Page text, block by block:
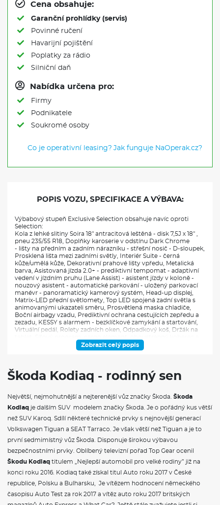
Cena obsahuje:
Garanční prohlídky (servis)
Povinné ručení
Havarijní pojištění
Poplatky za rádio
Silniční daň
Nabídka určena pro:
Firmy
Podnikatele
Soukromé osoby
Co je operativní leasing? Jak funguje NaOperak.cz?
POPIS VOZU, SPECIFIKACE A VÝBAVA:
Výbabový stupeň Exclusive Selection obsahuje navíc oproti
Selection:
Kola z lehké slitiny Soira 18" antracitová leštěná - disk 7,5J x 18" ,
pneu 235/55 R18, Doplňky karoserie v odstínu Dark Chrome
- lišty na předním a zadním nárazníku - střešní nosič - D-sloupek,
Prosklená lišta mezi zadními světly, Interiér Suite - černá
kůže/umělá kůže, Dekorativní prahové lišty vpředu, Metalická
barva, Asistovaná jízda 2.0+ - prediktivní tempomat - adaptivní
vedení v jízdním pruhu (Lane Assist) - asistent jízdy v koloně -
nouzový asistent - automatické parkování - uložený parkovací
manévr - panoramatický kamerový systém, Head-up displej,
Matrix-LED přední světlomety, Top LED spojená zadní světla s
animovanými ukazateli směru, Prosvětlená maska chladiče,
Boční airbagy vzadu, Prediktivní ochrana cestujících zepředu a
zezadu, KESSY s alarmem - bezklíčkové zamykání a startování,
Virtuální pedál, Rolety zadních oken, Odpadkový koš, Držák na
háčky na tašky v zav. Prostoru, Rezervní kolo (dojezdové),
Adaptivní podvozek DCC+ s progresivním řízením, Top
13" - Web rádio, čistič displeje, Audiosystém CANTON - 14
reproduktorů, subwoofer
Výbabový stupeň Selection obsahuje:
Kola z lehké slitiny Paget 17"- disk 7J x 17", pneu 215/65 R17,
Rámeček masky chladiče Dark Chrome, Střešní nosič – černý,
Interiér Loft - černá látka, Ambientní osvětlení, Textilní koberce
vpředu a vzadu, LED přední světlomety, Asistent dálkových
světel, LED zadní světla s mlhovým světlem a černou lištou,
Rozpoznávání dopravních značek s hlídáním rychlosti (ISA),
Front Assist - s upozorněním a zabržděním při hrozící kolizi s
vozidly, chodci a cyklisty, asistence při průjezdu křižovatkou,
Hlídání mrtvého úhlu (Side Assist), Asistent udržování jízdního
pruhu (Lane Assist), Antikolizní asistent, Tempomat s
omezovačem rychlosti, Asistent rozjezdu do kopce, Parkovací
senzory vpředu a vzadu, Parkovací kamera vzadu, Rozpoznání
únavy a pozornosti řidiče, 7x airbag - 2x čelní, 2x boční vpředu, 2x
Zobrazit celý popis
Škoda Kodiaq - rodinný sen
Největší, nejmohutnější a nejterenější vůz značky Škoda. Škoda
Kodiaq je dalším SUV modelem značky Škoda. Je o pořádný kus větší
než SUV Karoq. Sdílí některé technické prvky s nejnovější generací
Volkswagen Tiguan a SEAT Tarraco. Je však větší než Tiguan a je to
první sedmimístný vůz Škoda. Disponuje širokou výbavou
bezpečnostními prvky. Oblíbený televizní pořad Top Gear ocenil
Škodu Kodiaq titulem „Nejlepší automobil pro velké rodiny” již na
konci roku 2016. Kodiaq také získal titul Auto roku 2017 v České
republice, Polsku a Bulharsku, Je vítězem hodnocení německého
časopisu Auto Test za rok 2017 a vítěz auto roku 2017 britských